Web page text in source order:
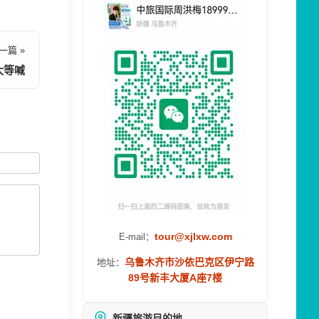
篇 »
等喊
E-mail： tour@xjlxw.com
地址： 乌鲁木齐市沙依巴克区伊宁路
89号新丰大厦A座7楼